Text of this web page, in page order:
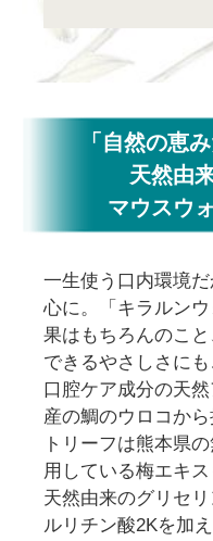
「自然の恵
天然由
マウスウ
一生使う口内環境
心に。「キラルン
果はもちろんのこ
できるやさしさにも
口腔ケア成分の天
産の鯛のウロコか
トリーフは熊本県
用している梅エキ
天然由来のグリセ
ルリチン酸2Kを加